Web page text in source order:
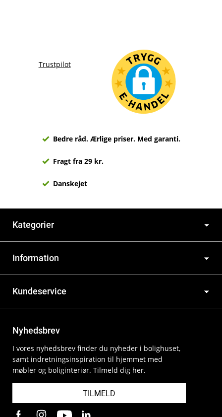
Trustpilot
Bedre råd. Ærlige priser. Med garanti.
Fragt fra 29 kr.
Danskejet
Kategorier
Information
Kundeservice
Nyhedsbrev
I vores nyhedsbrev finder du nyheder i bolighuset,
samt indretningsinspiration til hjemmet med
møbler og boliginteriør. Tilmeld dig her.
TILMELD